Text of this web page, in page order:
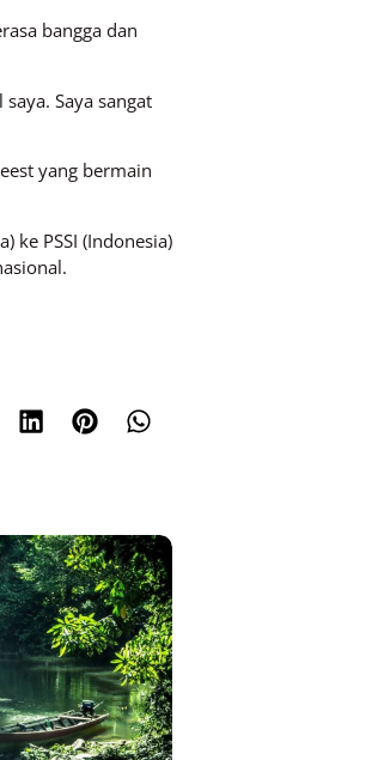
bangga dan
Saya sangat
yang bermain
ke PSSI (Indonesia)